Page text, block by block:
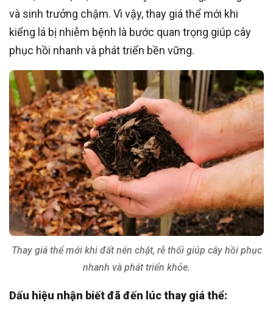
và sinh trưởng chậm. Vì vậy, thay giá thể mới khi
kiểng lá bị nhiễm bệnh là bước quan trọng giúp cây
phục hồi nhanh và phát triển bền vững.
Thay giá thể mới khi đất nén chặt, rễ thối giúp cây hồi phục
nhanh và phát triển khỏe.
Dấu hiệu nhận biết đã đến lúc thay giá thể: